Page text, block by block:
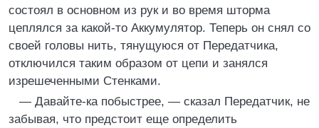
состоял в основном из рук и во время шторма
цеплялся за какой-то Аккумулятор. Теперь он снял со
своей головы нить, тянущуюся от Передатчика,
отключился таким образом от цепи и занялся
изрешеченными Стенками.
— Давайте-ка побыстрее, — сказал Передатчик, не
забывая, что предстоит еще определить